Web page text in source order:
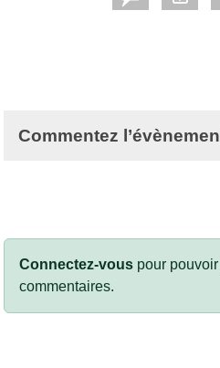
Commentez
Connectez-vous pour
commentaires.